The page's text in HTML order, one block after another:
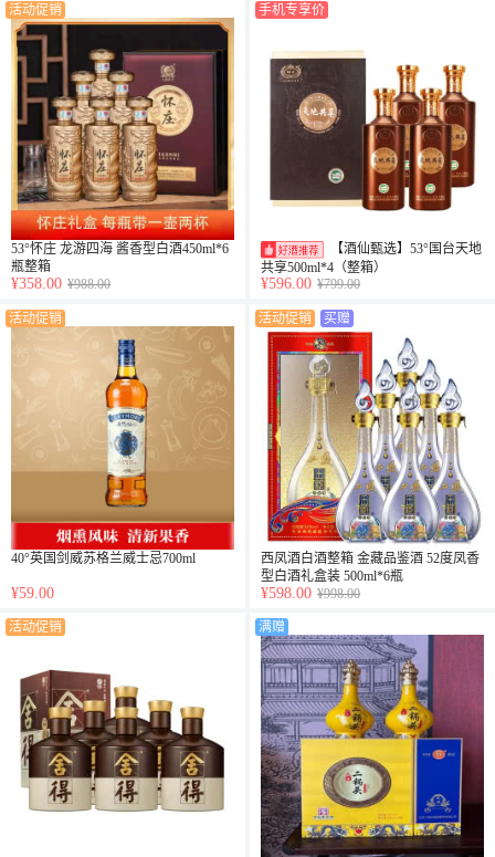
活动促销
53°怀庄 龙游四海 酱香型白酒450ml*6
瓶整箱
¥358.00 ¥988.00
手机专享价
【酒仙甄选】53°国台天地
共享500ml*4（整箱）
¥596.00 ¥799.00
活动促销
40°英国剑威苏格兰威士忌700ml
¥59.00
活动促销 买赠
西凤酒白酒整箱 金藏品鉴酒 52度凤香
型白酒礼盒装 500ml*6瓶
¥598.00 ¥998.00
活动促销 满赠